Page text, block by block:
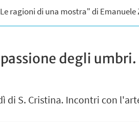
ragioni di una mostra" di Emanuele
degli
di S. Cristina. Incontri con